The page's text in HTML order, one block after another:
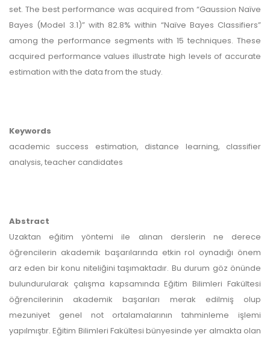
set. The best performance was acquired from “Gaussion Naïve
Bayes (Model 3.1)” with 82.8% within “Naïve Bayes Classifiers”
among the performance segments with 15 techniques. These
acquired performance values illustrate high levels of accurate
estimation with the data from the study.
Keywords
academic success estimation, distance learning, classifier
analysis, teacher candidates
Abstract
Uzaktan eğitim yöntemi ile alınan derslerin ne derece
öğrencilerin akademik başarılarında etkin rol oynadığı önem
arz eden bir konu niteliğini taşımaktadır. Bu durum göz önünde
bulundurularak çalışma kapsamında Eğitim Bilimleri Fakültesi
öğrencilerinin akademik başarıları merak edilmiş olup
mezuniyet genel not ortalamalarının tahminleme işlemi
yapılmıştır. Eğitim Bilimleri Fakültesi bünyesinde yer almakta olan